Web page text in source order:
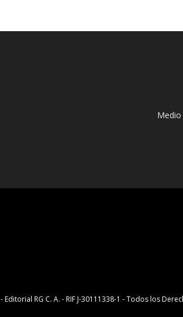
- Editorial RG C. A. - RIF J-30111338-1 - Todos los